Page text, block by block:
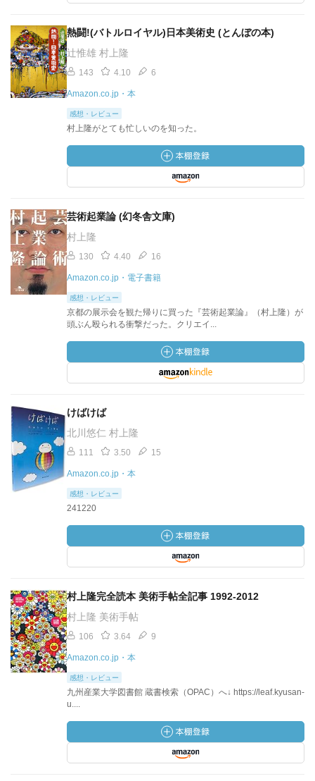
熱闘!(バトルロイヤル)日本美術史 (とんぼの本)
辻惟雄 村上隆
143 4.10 6
Amazon.co.jp・本
感想・レビュー
村上隆がとても忙しいのを知った。
芸術起業論 (幻冬舎文庫)
村上隆
130 4.40 16
Amazon.co.jp・電子書籍
感想・レビュー
京都の展示会を観た帰りに買った『芸術起業論』（村上隆）が
頭ぶん殴られる衝撃だった。クリエイ...
けばけば
北川悠仁 村上隆
111 3.50 15
Amazon.co.jp・本
感想・レビュー
241220
村上隆完全読本 美術手帖全記事 1992-2012
村上隆 美術手帖
106 3.64 9
Amazon.co.jp・本
感想・レビュー
九州産業大学図書館 蔵書検索（OPAC）へ↓ https://leaf.kyusan-
u....